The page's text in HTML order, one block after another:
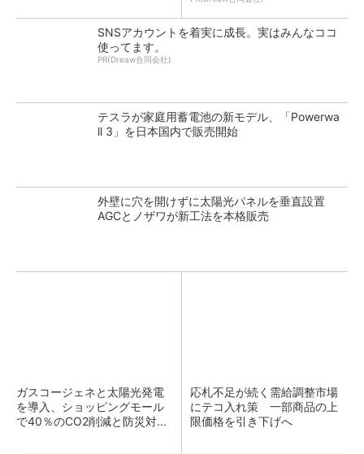
SNSアカウントを着実に成長。実はみんなココ
使ってます。
PR(Dreaw合同会社)
テスラが家庭用蓄電池の新モデル、「Powerwa
ll 3」を日本国内で販売開始
外壁に穴を開けずに太陽光パネルを垂直設置
AGCとノザワが新工法を本格販売
ガスコージェネと太陽光発電
を導入、ショッピングモール
で40％のCO2削減と防災対...
応札不足が続く需給調整市場
にテコ入れ策 一部商品の上
限価格を引き下げへ